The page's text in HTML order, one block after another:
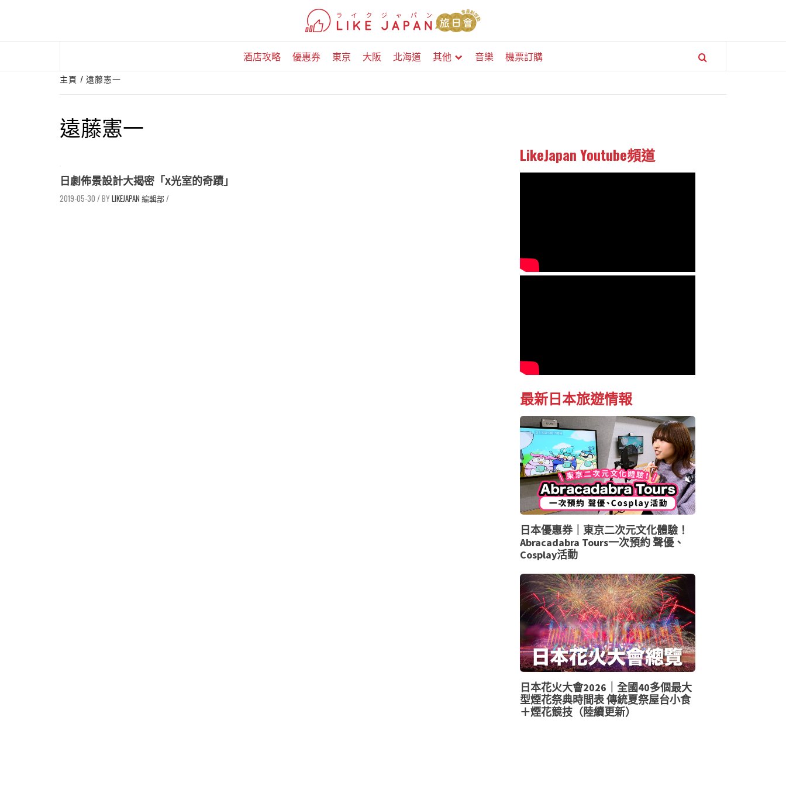
酒店攻略 優惠券 東京 大阪 北海道 其他 音樂 機票訂購
主頁 遠藤憲一
遠藤憲一
日劇佈景設計大揭密「X光室的奇蹟」
2019-05-30 / LIKEJAPAN 編輯部/
LikeJapan Youtube頻道
最新日本旅遊情報
日本優惠券｜東京二次元文化體驗！
Abracadabra Tours一次預約 聲優、
Cosplay活動
日本花火大會2026｜全國40多個最大
型煙花祭典時間表 傳統夏祭屋台小食
＋煙花競技（陸續更新）